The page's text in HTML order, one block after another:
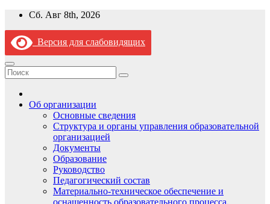
Перейти
содержимому
Сб. Авг 8th, 2026
Версия для слабовидящих
Об организации
Основные сведения
Структура и органы управления образовательной
организацией
Документы
Образование
Руководство
Педагогический состав
Материально-техническое обеспечение и
оснащенность образовательного процесса.